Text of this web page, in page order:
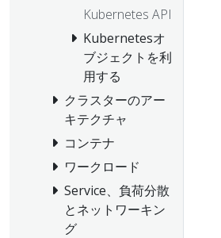
Kubernetes API
Kubernetesオ
ブジェクトを利
用する
クラスターのアー
キテクチャ
コンテナ
ワークロード
Service、負荷分散
とネットワーキン
グ